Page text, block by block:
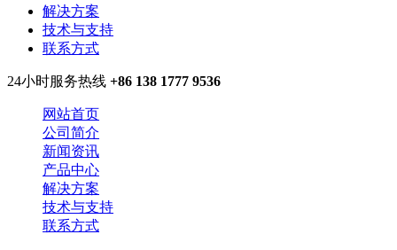
解决方案
技术与支持
联系方式
24小时服务热线 +86 138 1777 9536
网站首页
公司简介
新闻资讯
产品中心
解决方案
技术与支持
联系方式